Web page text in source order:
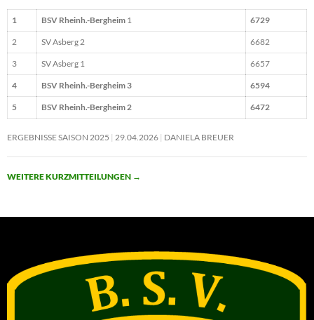
1 BSV Rheinh.-Bergheim 1 6729
2 SV Asberg 2 6682
3 SV Asberg 1 6657
4 BSV Rheinh.-Bergheim 3 6594
5 BSV Rheinh.-Bergheim 2 6472
ERGEBNISSE SAISON 2025 29.04.2026 DANIELA BREUER
WEITERE KURZMITTEILUNGEN →